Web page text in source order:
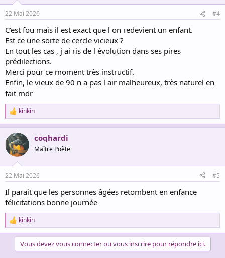
s
22 Mai 2026 #4
C'est fou mais il est exact que l on redevient un enfant.
Est ce une sorte de cercle vicieux ?
En tout les cas , j ai ris de l évolution dans ses pires
prédilections.
Merci pour ce moment très instructif.
Enfin, le vieux de 90 n a pas l air malheureux, très naturel en
fait mdr
R
e
a
c
t
i
s
kinkin
coqhardi
Maître Poète
22 Mai 2026 #5
Il parait que les personnes âgées retombent en enfance
félicitations bonne journée
R
e
kinkin
Vous devez vous connecter ou vous inscrire pour répondre ici.